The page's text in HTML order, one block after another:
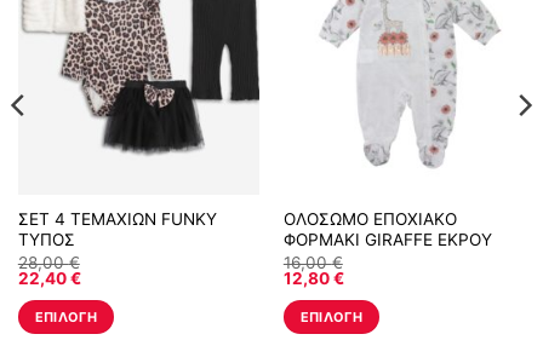
ΣΕΤ 4 ΤΕΜΑΧΙΩΝ FUNKY
ΤΥΠΟΣ
28,00€
22,40€
ΕΠΙΛΟΓΉ
ΟΛΟΣΩΜΟ ΕΠΟΧΙΑΚΟ
ΦΟΡΜΑΚΙ GIRAFFE ΕΚΡΟΥ
16,00€
12,80€
ΕΠΙΛΟΓΉ